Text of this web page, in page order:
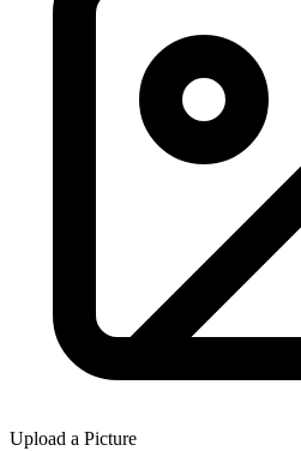
Upload a Picture